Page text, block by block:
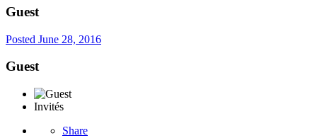
Guest
Posted June 28, 2016
Guest
Invités
Share